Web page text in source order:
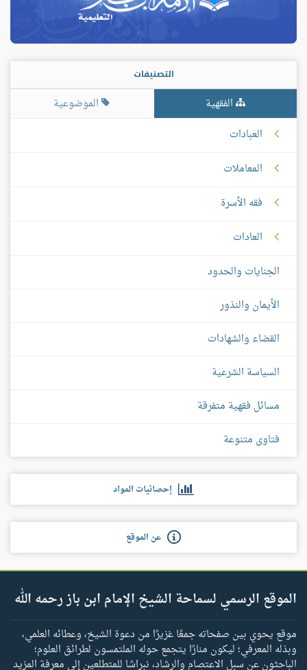
التصنيفات
الفقهية
الموضوعية
العبادات
المعاملات
فقه الأسرة
العادات
الجنايات والحدود
الأيمان والنذور
القضاء والشهادات
السياسة الشرعية
مسائل فقهية متفرقة
فتاوى متنوعة
إحصائيات المواد
عن الموقع
الموقع الرسمي لسماحة الشيخ الإمام ابن باز رحمه الله
موقع يحوي بين صفحاته جمعًا غزيرًا من دعوة الشيخ، وعطائه العلمي،
وبذله المعرفي؛ ليكون منارًا يتجمع حوله الملتمسون لطرائق العلوم؛
الباحثون عن سبل الاعتصام والرشاد، نبراسًا للمتطلعين إلى معرفة المزيد